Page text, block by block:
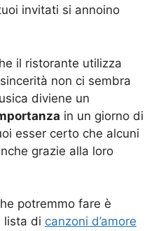
invitati si annoino
il ristorante utilizza
non ci sembra
diviene un
in un giorno di
esser certo che alcuni
grazie alla loro
potremmo fare è
lista di canzoni d’amore